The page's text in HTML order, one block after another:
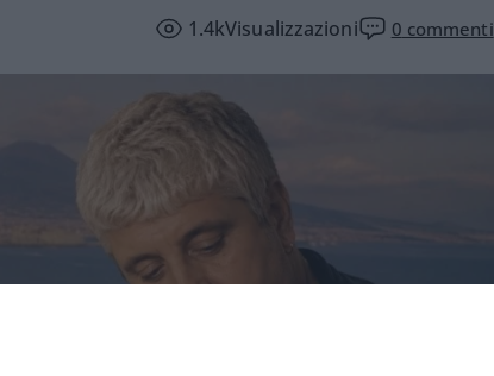
1.4kVisualizzazioni 0 commenti